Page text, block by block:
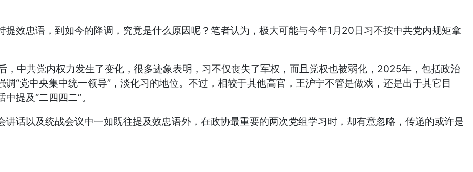
效忠语，到如今的降调，究竟是什么原因呢？笔者认为，极大可能与今年1月20日习不按中共党内规矩拿
中共党内权力发生了变化，很多迹象表明，习不仅丧失了军权，而且党权也被弱化，2025年，包括政治
“党中央集中统一领导”，淡化习的地位。不过，相较于其他高官，王沪宁不管是做戏，还是出于其它目
提及“二四四二”。
话以及统战会议中一如既往提及效忠语外，在政协最重要的两次党组学习时，却有意忽略，传递的或许是